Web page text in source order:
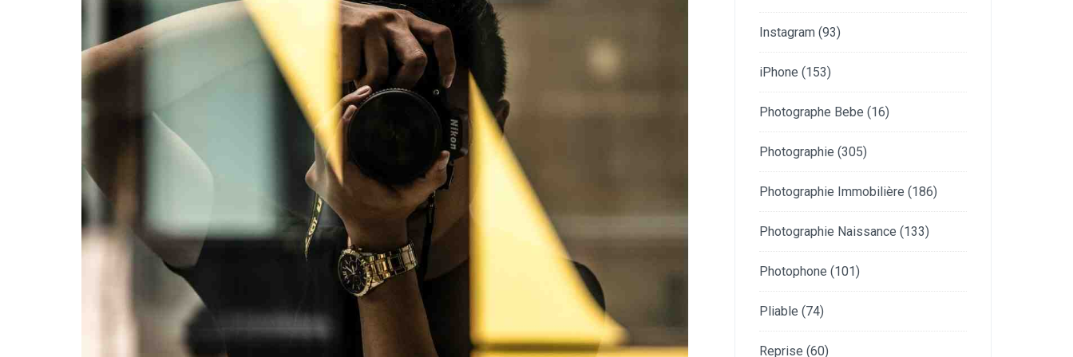
Instagram (93)
iPhone (153)
Photographe Bebe (16)
Photographie (305)
Photographie Immobilière (186)
Photographie Naissance (133)
Photophone (101)
Pliable (74)
Reprise (60)